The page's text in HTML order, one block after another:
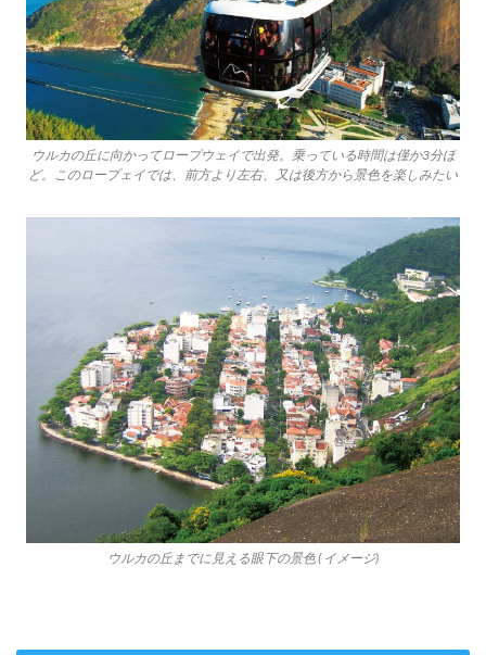
ウルカの丘に向かってロープウェイで出発。乗っている時間は僅か3分ほ
ど。このロープェイでは、前方より左右、又は後方から景色を楽しみたい
ウルカの丘までに見える眼下の景色 ( イメージ)